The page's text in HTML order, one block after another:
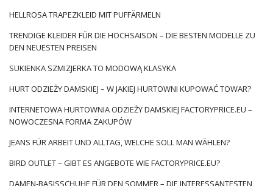
HELLROSA TRAPEZKLEID MIT PUFFÄRMELN
TRENDIGE KLEIDER FÜR DIE HOCHSAISON – DIE BESTEN MODELLE ZU
DEN NEUESTEN PREISEN
SUKIENKA SZMIZJERKA TO MODOWĄ KLASYKA
HURT ODZIEŻY DAMSKIEJ – W JAKIEJ HURTOWNI KUPOWAĆ TOWAR?
INTERNETOWA HURTOWNIA ODZIEŻY DAMSKIEJ FACTORYPRICE.EU –
NOWOCZESNA FORMA ZAKUPÓW
JEANS FÜR ARBEIT UND ALLTAG, WELCHE SOLL MAN WÄHLEN?
BIRD OUTLET – GIBT ES ANGEBOTE WIE FACTORYPRICE.EU?
DAMEN-BASISSCHUHE FÜR DEN SOMMER – DIE INTERESSANTESTEN